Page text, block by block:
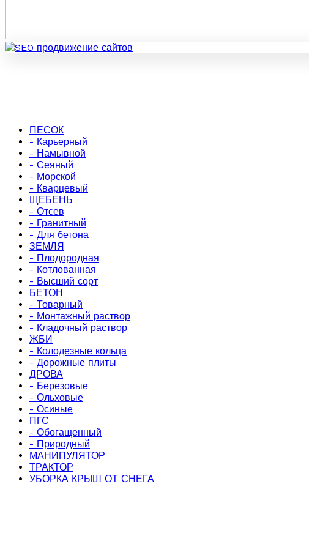
ПЕСОК
- Карьерный
- Намывной
- Сеяный
- Морской
- Кварцевый
ЩЕБЕНЬ
- Отсев
- Гранитный
- Для бетона
ЗЕМЛЯ
- Плодородная
- Котлованная
- Высший сорт
БЕТОН
- Товарный
- Монтажный раствор
- Кладочный раствор
ЖБИ
- Колодезные кольца
- Дорожные плиты
ДРОВА
- Березовые
- Ольховые
- Осиные
ПГС
- Обогащенный
- Природный
МАНИПУЛЯТОР
ТРАКТОР
УБОРКА КРЫШ ОТ СНЕГА